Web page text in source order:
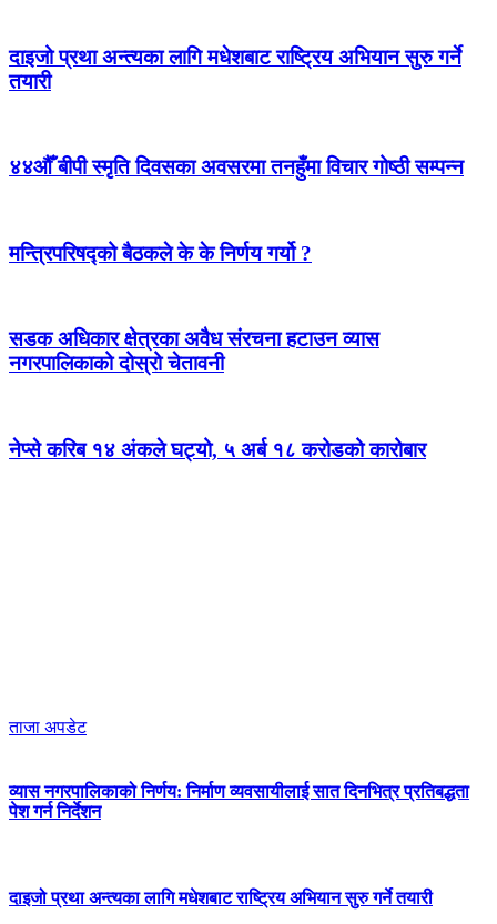
दाइजो प्रथा अन्त्यका लागि मधेशबाट राष्ट्रिय अभियान सुरु गर्ने
तयारी
४४औँ बीपी स्मृति दिवसका अवसरमा तनहुँमा विचार गोष्ठी सम्पन्न
मन्त्रिपरिषद्को बैठकले के के निर्णय गर्यो ?
सडक अधिकार क्षेत्रका अवैध संरचना हटाउन व्यास
नगरपालिकाको दोस्रो चेतावनी
नेप्से करिब १४ अंकले घट्यो, ५ अर्ब १८ करोडको कारोबार
ताजा अपडेट
व्यास नगरपालिकाको निर्णय: निर्माण व्यवसायीलाई सात दिनभित्र प्रतिबद्धता
पेश गर्न निर्देशन
दाइजो प्रथा अन्त्यका लागि मधेशबाट राष्ट्रिय अभियान सुरु गर्ने तयारी